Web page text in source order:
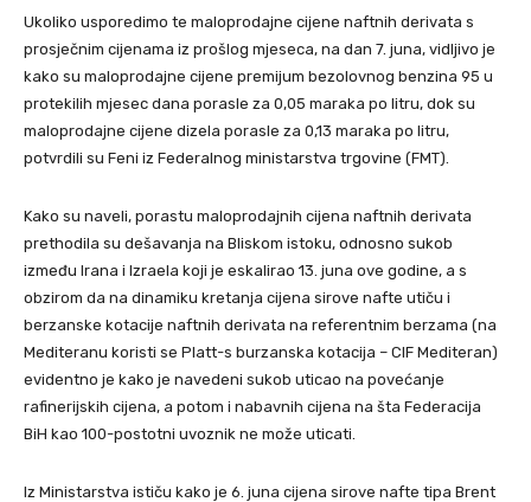
Ukoliko usporedimo te maloprodajne cijene naftnih derivata s
prosječnim cijenama iz prošlog mjeseca, na dan 7. juna, vidljivo je
kako su maloprodajne cijene premijum bezolovnog benzina 95 u
protekilih mjesec dana porasle za 0,05 maraka po litru, dok su
maloprodajne cijene dizela porasle za 0,13 maraka po litru,
potvrdili su Feni iz Federalnog ministarstva trgovine (FMT).
Kako su naveli, porastu maloprodajnih cijena naftnih derivata
prethodila su dešavanja na Bliskom istoku, odnosno sukob
između Irana i Izraela koji je eskalirao 13. juna ove godine, a s
obzirom da na dinamiku kretanja cijena sirove nafte utiču i
berzanske kotacije naftnih derivata na referentnim berzama (na
Mediteranu koristi se Platt-s burzanska kotacija – CIF Mediteran)
evidentno je kako je navedeni sukob uticao na povećanje
rafinerijskih cijena, a potom i nabavnih cijena na šta Federacija
BiH kao 100-postotni uvoznik ne može uticati.
Iz Ministarstva ističu kako je 6. juna cijena sirove nafte tipa Brent